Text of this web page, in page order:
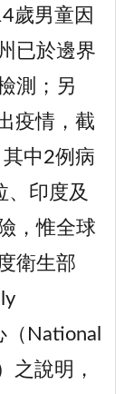
歲男童因
已於邊界
測；另
疫情，截
中2例病
、印度及
，惟全球
衛生部
National
之說明，